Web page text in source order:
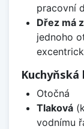
pracovní
Dřez má
jednoho
Kuchyňská
Otočná
Tlaková
vodnímu